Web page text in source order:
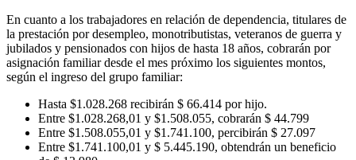
En cuanto a los trabajadores en relación de dependencia, titulares de
la prestación por desempleo, monotributistas, veteranos de guerra y
jubilados y pensionados con hijos de hasta 18 años, cobrarán por
asignación familiar desde el mes próximo los siguientes montos,
según el ingreso del grupo familiar:
Hasta $1.028.268 recibirán $ 66.414 por hijo.
Entre $1.028.268,01 y $1.508.055, cobrarán $ 44.799
Entre $1.508.055,01 y $1.741.100, percibirán $ 27.097
Entre $1.741.100,01 y $ 5.445.190, obtendrán un beneficio